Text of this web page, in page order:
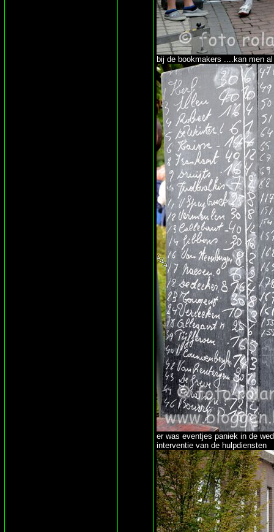
bij de bookmakers ....kan men
er was eventjes paniek in de
interventie van de hulpdiensten